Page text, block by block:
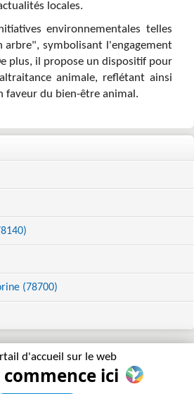
locales.
environnementales telles
arbre", symbolisant l'engagement
plus, il propose un dispositif pour
animale, reflétant ainsi
faveur du bien-être animal.
(78700)
d'accueil sur le web
ici